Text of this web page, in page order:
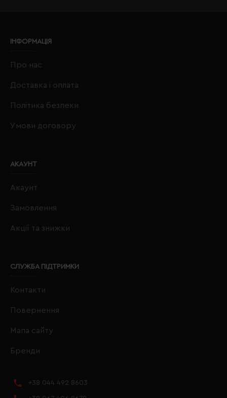
ІНФОРМАЦІЯ
Про нас
Доставка і оплата
Політика безпеки
Умови договору
АКАУНТ
Акаунт
Замовлення
Акції та знижки
СЛУЖБА ПІДТРИМКИ
Контакти
Повернення
Мапа сайту
Бренди
+38 044 492 8603